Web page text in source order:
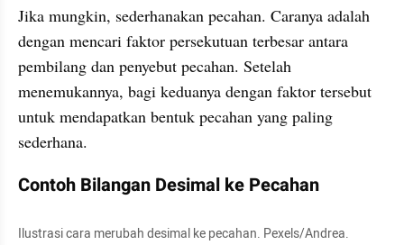
Jika mungkin, sederhanakan pecahan. Caranya adalah
dengan mencari faktor persekutuan terbesar antara
pembilang dan penyebut pecahan. Setelah
menemukannya, bagi keduanya dengan faktor tersebut
untuk mendapatkan bentuk pecahan yang paling
sederhana.
Contoh Bilangan Desimal ke Pecahan
Ilustrasi cara merubah desimal ke pecahan. Pexels/Andrea.